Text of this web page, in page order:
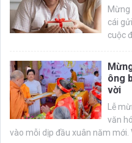
Mừng
cái
cuộc
ông
vời
Lễ
văn
vào mỗi dịp đầu xuân năm mới.